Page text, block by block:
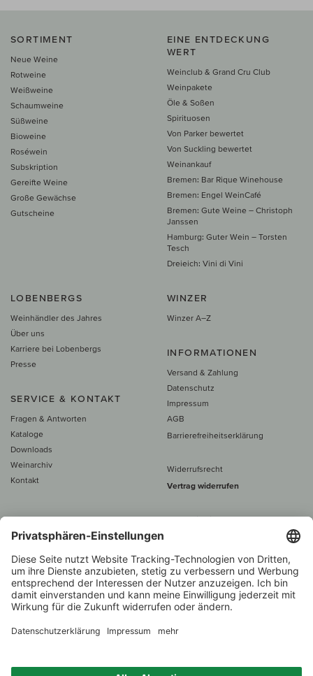
SORTIMENT
Neue Weine
Rotweine
Weißweine
Schaumweine
Süßweine
Bioweine
Roséwein
Subskription
Gereifte Weine
Große Gewächse
Gutscheine
EINE ENTDECKUNG
WERT
Weinclub & Grand Cru Club
Weinpakete
Öle & Soßen
Spirituosen
Von Parker bewertet
Von Suckling bewertet
Weinankauf
Bremen: Bar Rique Winehouse
Bremen: Engel WeinCafé
Bremen: Gute Weine – Christoph
Janssen
Hamburg: Guter Wein – Torsten
Tesch
Dreieich: Vini di Vini
LOBENBERGS
Weinhändler des Jahres
Über uns
Karriere bei Lobenbergs
Presse
SERVICE & KONTAKT
Fragen & Antworten
Kataloge
Downloads
Weinarchiv
Kontakt
WINZER
Winzer A–Z
INFORMATIONEN
Versand & Zahlung
Datenschutz
Impressum
AGB
Barrierefreiheitserklärung
Widerrufsrecht
Vertrag widerrufen
Alle Preise inkl. MwSt., zzgl. 5 €
60 € versand­kosten­
Beratung unter
1.000 Winzer – Weinhändler